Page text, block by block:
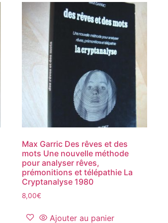
Max Garric Des rêves et des
mots Une nouvelle méthode
pour analyser rêves,
prémonitions et télépathie La
Cryptanalyse 1980
8,00€
Ajouter au panier